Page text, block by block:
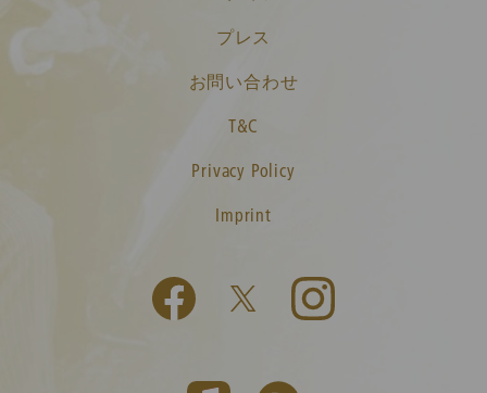
プレス
お問い合わせ
T&C
Privacy Policy
Imprint